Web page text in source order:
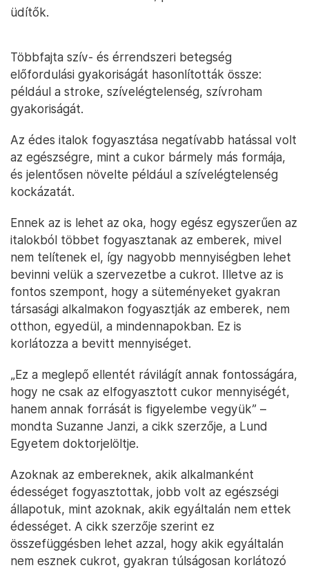
üdítők.
Többfajta szív- és érrendszeri betegség
előfordulási gyakoriságát hasonlították össze:
például a stroke, szívelégtelenség, szívroham
gyakoriságát.
Az édes italok fogyasztása negatívabb hatással volt
az egészségre, mint a cukor bármely más formája,
és jelentősen növelte például a szívelégtelenség
kockázatát.
Ennek az is lehet az oka, hogy egész egyszerűen az
italokból többet fogyasztanak az emberek, mivel
nem telítenek el, így nagyobb mennyiségben lehet
bevinni velük a szervezetbe a cukrot. Illetve az is
fontos szempont, hogy a süteményeket gyakran
társasági alkalmakon fogyasztják az emberek, nem
otthon, egyedül, a mindennapokban. Ez is
korlátozza a bevitt mennyiséget.
„Ez a meglepő ellentét rávilágít annak fontosságára,
hogy ne csak az elfogyasztott cukor mennyiségét,
hanem annak forrását is figyelembe vegyük” –
mondta Suzanne Janzi, a cikk szerzője, a Lund
Egyetem doktorjelöltje.
Azoknak az embereknek, akik alkalmanként
édességet fogyasztottak, jobb volt az egészségi
állapotuk, mint azoknak, akik egyáltalán nem ettek
édességet. A cikk szerzője szerint ez
összefüggésben lehet azzal, hogy akik egyáltalán
nem esznek cukrot, gyakran túlságosan korlátozó